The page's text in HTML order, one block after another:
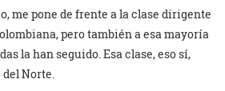
me pone de frente a la clase dirigente
pero también a esa mayoría
la han seguido. Esa clase, eso sí,
Norte.